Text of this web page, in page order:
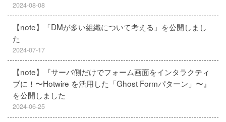
2024-08-08
【note】「DMが多い組織について考える」を公開しまし
た
2024-07-17
【note】『サーバ側だけでフォーム画面をインタラクティ
ブに！〜Hotwire を活用した「Ghost Formパターン」〜』
を公開しました
2024-06-25